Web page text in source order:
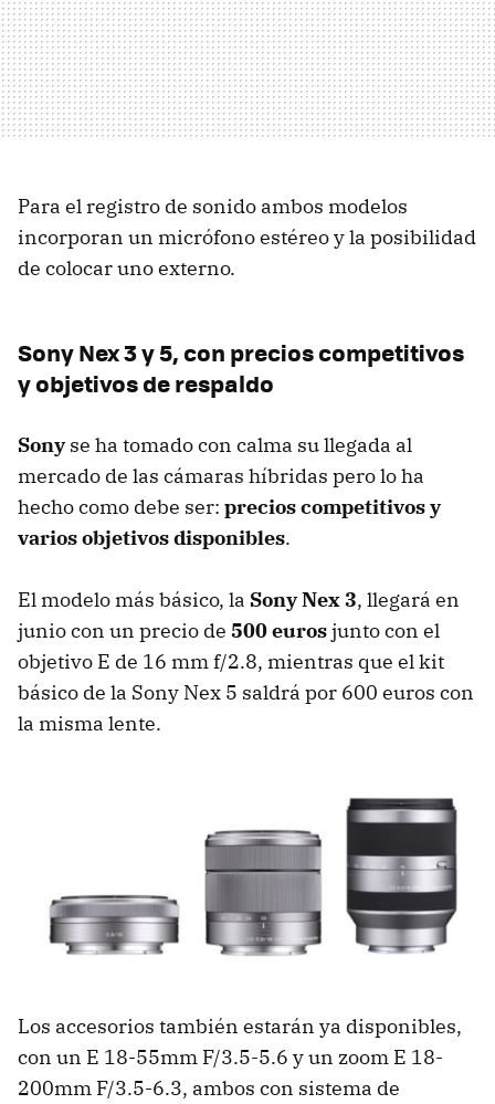
Para el registro de sonido ambos modelos
incorporan un micrófono estéreo y la posibilidad
de colocar uno externo.
Sony Nex 3 y 5, con precios competitivos
y objetivos de respaldo
Sonyse ha tomado con calma su llegada al
mercado de las cámaras híbridas pero lo ha
hecho como debe ser: precios competitivos y
varios objetivos disponibles.
El modelo más básico, la Sony Nex 3, llegará en
junio con un precio de 500 eurosjunto con el
objetivo E de 16 mm f/2.8, mientras que el kit
básico de la Sony Nex 5 saldrá por 600 euros con
la misma lente.
Los accesorios también estarán ya disponibles,
con un E 18-55mm F/3.5-5.6 y un zoom E 18-
200mm F/3.5-6.3, ambos con sistema de